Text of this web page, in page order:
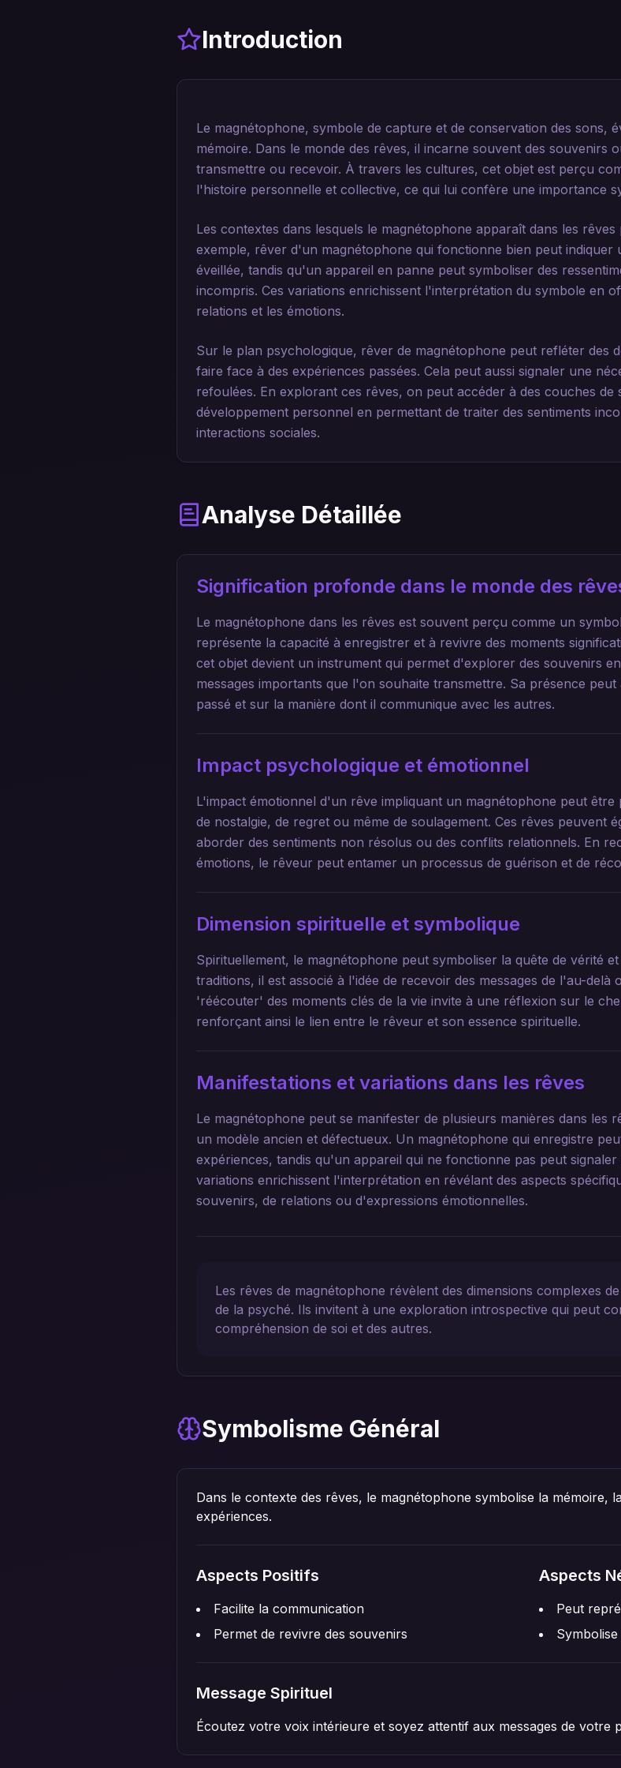
Introduction
Le magnétophone, symbole de capture et de conservation des sons,
mémoire. Dans le monde des rêves, il incarne souvent des souvenirs
transmettre ou recevoir. À travers les cultures, cet objet est perçu
l'histoire personnelle et collective, ce qui lui confère une importance
Les contextes dans lesquels le magnétophone apparaît dans les
exemple, rêver d'un magnétophone qui fonctionne bien peut indiquer
éveillée, tandis qu'un appareil en panne peut symboliser des
incompris. Ces variations enrichissent l'interprétation du symbole en
relations et les émotions.
Sur le plan psychologique, rêver de magnétophone peut refléter des
faire face à des expériences passées. Cela peut aussi signaler une
refoulées. En explorant ces rêves, on peut accéder à des couches
développement personnel en permettant de traiter des sentiments
interactions sociales.
Analyse Détaillée
Signification profonde dans le monde des
Le magnétophone dans les rêves est souvent perçu comme un
représente la capacité à enregistrer et à revivre des moments
cet objet devient un instrument qui permet d'explorer des souvenirs
messages importants que l'on souhaite transmettre. Sa présence
passé et sur la manière dont il communique avec les autres.
Impact psychologique et émotionnel
L'impact émotionnel d'un rêve impliquant un magnétophone peut
de nostalgie, de regret ou même de soulagement. Ces rêves peuvent
aborder des sentiments non résolus ou des conflits relationnels. En
émotions, le rêveur peut entamer un processus de guérison et de
Dimension spirituelle et symbolique
Spirituellement, le magnétophone peut symboliser la quête de vérité
traditions, il est associé à l'idée de recevoir des messages de l'au-delà
'réécouter' des moments clés de la vie invite à une réflexion sur le
renforçant ainsi le lien entre le rêveur et son essence spirituelle.
Manifestations et variations dans les rêves
Le magnétophone peut se manifester de plusieurs manières dans les
un modèle ancien et défectueux. Un magnétophone qui enregistre
expériences, tandis qu'un appareil qui ne fonctionne pas peut
variations enrichissent l'interprétation en révélant des aspects
souvenirs, de relations ou d'expressions émotionnelles.
Les rêves de magnétophone révèlent des dimensions complexes
de la psyché. Ils invitent à une exploration introspective qui peut
compréhension de soi et des autres.
Symbolisme Général
Dans le contexte des rêves, le magnétophone symbolise la mémoire,
expériences.
Aspects Positifs
Facilite la communication
Permet de revivre des souvenirs
Aspects
Peut
Message Spirituel
Écoutez votre voix intérieure et soyez attentif aux messages de votre